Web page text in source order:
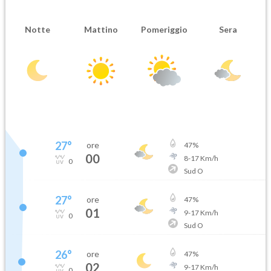
Notte Mattino Pomeriggio Sera
27°
0
ore
00
47%
8-17Km/h
Sud O
27°
0
ore
01
47%
9-17Km/h
Sud O
26° ore
02
47%
9-17Km/h